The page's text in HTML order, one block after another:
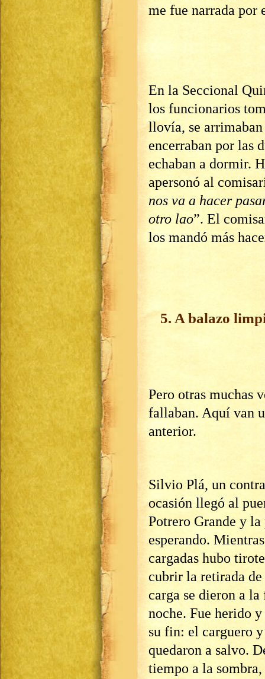
me fue narrada por
En la Seccional
los funcionarios
llovía, se
encerraban por las
echaban a dormir.
apersonó al
nos va a hacer
otro lao”. El
los mandó más
5. A balazo
Pero otras muchas
fallaban. Aquí van
anterior.
Silvio Plá, un
ocasión llegó al
Potrero Grande y
esperando.
cargadas hubo
cubrir la retirada
carga se dieron a
noche. Fue herido
su fin: el carguero y
quedaron a salvo.
tiempo a la